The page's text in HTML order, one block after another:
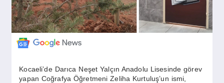
DÜNYA
SAĞLIK
Kocaeli’de Darıca Neşet Yalçın Anadolu Lisesinde görev
yapan Coğrafya Öğretmeni Zeliha Kurtuluş’un ismi,